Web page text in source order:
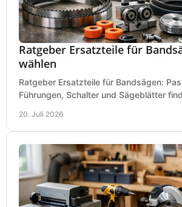
Ratgeber Ersatzteile für
wählen
Ratgeber Ersatzteile für Bandsägen:
Führungen, Schalter und Sägeblätter
20. Juli 2026